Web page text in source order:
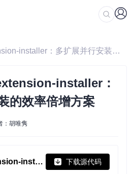
/ docker-php-extension-installer：多扩展并行安装的效率倍增方案
installer：
的效率倍增方案
：胡唯隽
docker-php-extension-installer 下载源代码